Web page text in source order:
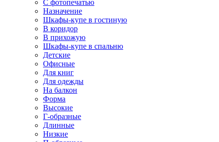
С фотопечатью
Назначение
Шкафы-купе в гостиную
В коридор
В прихожую
Шкафы-купе в спальню
Детские
Офисные
Для книг
Для одежды
На балкон
Форма
Высокие
Г-образные
Длинные
Низкие